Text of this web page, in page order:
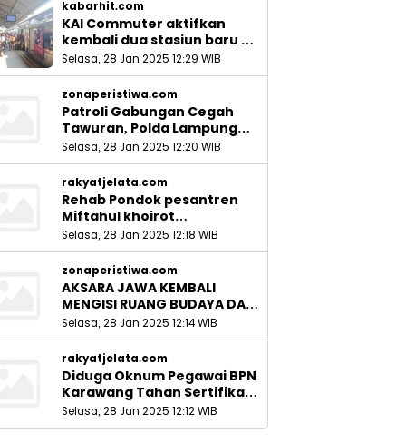
kabarhit.com
KAI Commuter aktifkan
kembali dua stasiun baru di
Sidoarjo_
Selasa, 28 Jan 2025 12:29 WIB
zonaperistiwa.com
Patroli Gabungan Cegah
Tawuran, Polda Lampung
Ingatkan Peran Orang Tua
Selasa, 28 Jan 2025 12:20 WIB
rakyatjelata.com
Rehab Pondok pesantren
Miftahul khoirot
Meninggalkan Hutang Ke
Material, Mantan Kadis PUPR
Harus Bertanggung Jawab
Selasa, 28 Jan 2025 12:18 WIB
zonaperistiwa.com
AKSARA JAWA KEMBALI
MENGISI RUANG BUDAYA DAN
SITUS LELUHUR NUSANTARA
Selasa, 28 Jan 2025 12:14 WIB
rakyatjelata.com
Diduga Oknum Pegawai BPN
Karawang Tahan Sertifikat
Pemohon PTSL
Selasa, 28 Jan 2025 12:12 WIB